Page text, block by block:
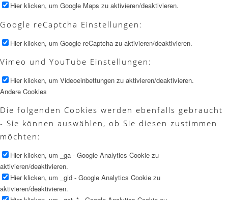
Hier klicken, um Google Maps zu aktivieren/deaktivieren.
Google reCaptcha Einstellungen:
Hier klicken, um Google reCaptcha zu aktivieren/deaktivieren.
Vimeo und YouTube Einstellungen:
Hier klicken, um Videoeinbettungen zu aktivieren/deaktivieren.
Andere Cookies
Die folgenden Cookies werden ebenfalls gebraucht
- Sie können auswählen, ob Sie diesen zustimmen
möchten:
Hier klicken, um _ga - Google Analytics Cookie zu
aktivieren/deaktivieren.
Hier klicken, um _gid - Google Analytics Cookie zu
aktivieren/deaktivieren.